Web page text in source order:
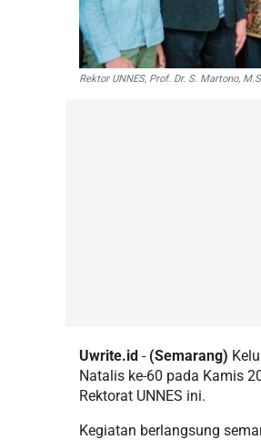
Rektor UNNES, Prof. Dr. S. Martono,
Uwrite.id - (Semarang)
Natalis ke-60 pada Kamis
Rektorat UNNES ini.
Kegiatan berlangsung